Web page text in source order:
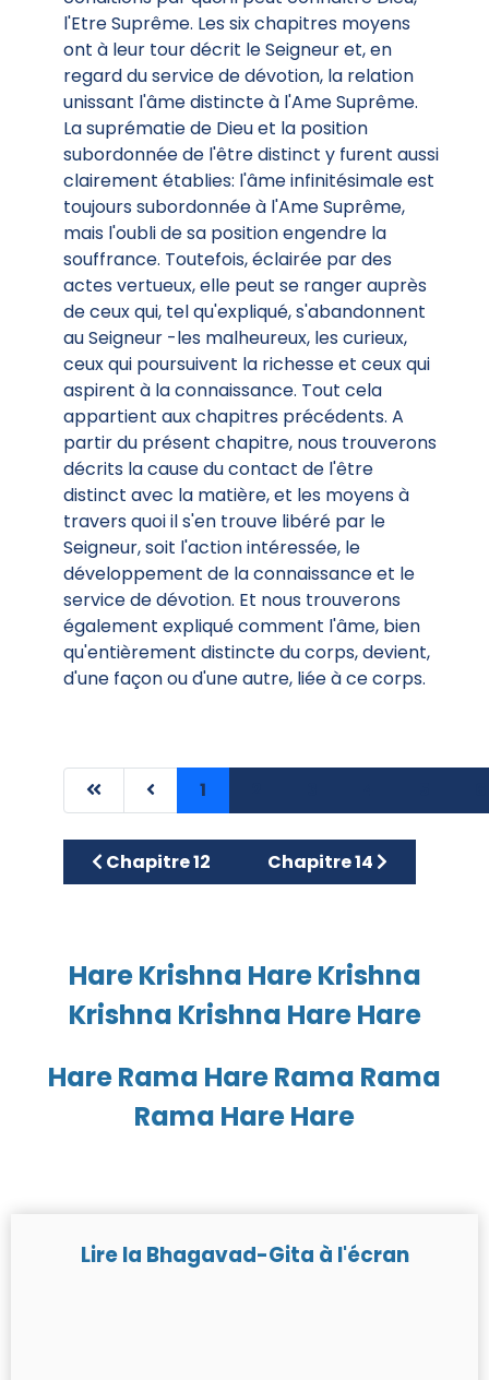
l'Etre Suprême. Les six chapitres moyens
ont à leur tour décrit le Seigneur et, en
regard du service de dévotion, la relation
unissant l'âme distincte à l'Ame Suprême.
La suprématie de Dieu et la position
subordonnée de l'être distinct y furent aussi
clairement établies: l'âme infinitésimale est
toujours subordonnée à l'Ame Suprême,
mais l'oubli de sa position engendre la
souffrance. Toutefois, éclairée par des
actes vertueux, elle peut se ranger auprès
de ceux qui, tel qu'expliqué, s'abandonnent
au Seigneur -les malheureux, les curieux,
ceux qui poursuivent la richesse et ceux qui
aspirent à la connaissance. Tout cela
appartient aux chapitres précédents. A
partir du présent chapitre, nous trouverons
décrits la cause du contact de l'être
distinct avec la matière, et les moyens à
travers quoi il s'en trouve libéré par le
Seigneur, soit l'action intéressée, le
développement de la connaissance et le
service de dévotion. Et nous trouverons
également expliqué comment l'âme, bien
qu'entièrement distincte du corps, devient,
d'une façon ou d'une autre, liée à ce corps.
1
Article précédent : Chapitre 12
Chapitre 12 Article suivant :
Chapitre 14
Hare Krishna Hare Krishna
Krishna Krishna Hare Hare
Hare Rama Hare Rama Rama
Rama Hare Hare
Lire la Bhagavad-Gita à l'écran